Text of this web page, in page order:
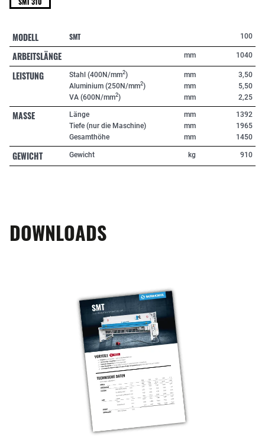
MODELL SMT 100
ARBEITSLÄNGE mm 1040
LEISTUNG Stahl (400N/mm2)
Aluminium (250N/mm2)
VA (600N/mm2)
mm
mm
mm
3,50
5,50
2,25
MASSE
Länge
Tiefe (nur die Maschine)
Gesamthöhe
mm
mm
mm
1392
1965
1450
GEWICHT Gewicht kg 910
DOWNLOADS